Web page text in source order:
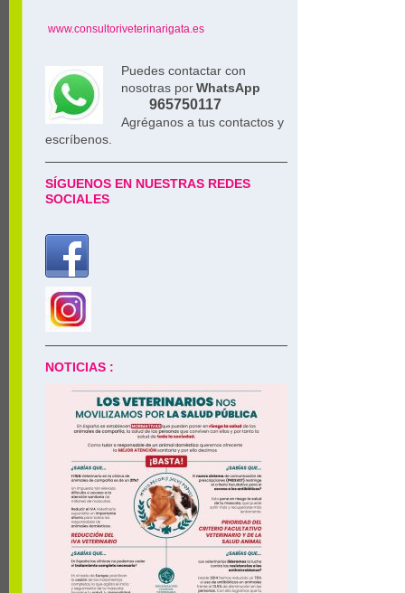
www.consultoriveterinarigata.es
Puedes contactar con
nosotras porWhatsApp
965750117
Agréganos a tus contactos y
escríbenos.
SÍGUENOS EN NUESTRAS REDES
SOCIALES
NOTICIAS :